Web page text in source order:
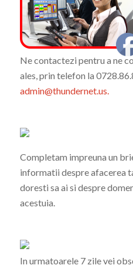
Ne contactezi pentru a ne
ales, prin telefon la
admin@thundernet.us.
Completam impreuna un
informatii despre afacerea
doresti sa ai si despre
acestuia.
In urmatoarele 7 zile vei